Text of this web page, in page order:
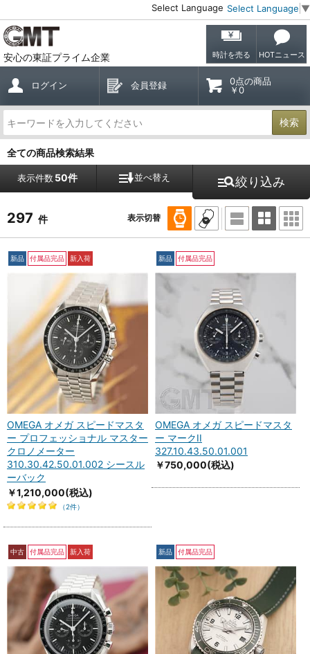
Select Language Select Language ▼
安心の東証プライム企業 時計を売る HOTニュース
ログイン 会員登録
0点の商品
￥0
検索
全ての商品検索結果
表示件数50件 並べ替え 絞り込み
297 件 表示切替
新品 付属品完品 新入荷
OMEGA オメガ スピードマスタ
ー プロフェッショナル マスター
クロノメーター
310.30.42.50.01.002 シースル
ーバック
￥1,210,000(税込)
（2件）
新品 付属品完品
OMEGA オメガ スピードマスタ
ー マークII
327.10.43.50.01.001
￥750,000(税込)
中古 付属品完品 新入荷 新品 付属品完品